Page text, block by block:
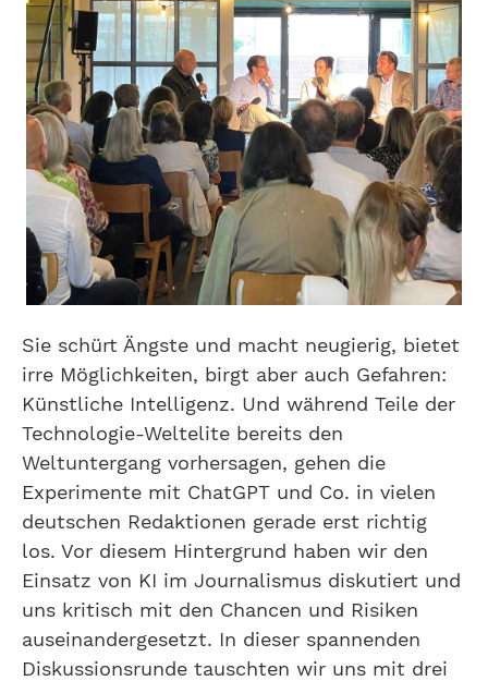
Sie schürt Ängste und macht neugierig, bietet
irre Möglichkeiten, birgt aber auch Gefahren:
Künstliche Intelligenz. Und während Teile der
Technologie-Weltelite bereits den
Weltuntergang vorhersagen, gehen die
Experimente mit ChatGPT und Co. in vielen
deutschen Redaktionen gerade erst richtig
los. Vor diesem Hintergrund haben wir den
Einsatz von KI im Journalismus diskutiert und
uns kritisch mit den Chancen und Risiken
auseinandergesetzt. In dieser spannenden
Diskussionsrunde tauschten wir uns mit drei